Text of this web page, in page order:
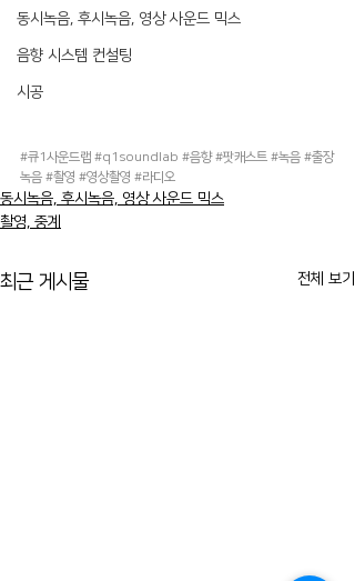
동시녹음, 후시녹음, 영상 사운드 믹스
음향 시스템 컨설팅
시공
#큐1사운드랩 #q1soundlab #음향 #팟캐스트 #녹음 #출장
녹음 #촬영 #영상촬영 #라디오
동시녹음, 후시녹음, 영상 사운드 믹스
촬영, 중계
최근 게시물 전체 보기